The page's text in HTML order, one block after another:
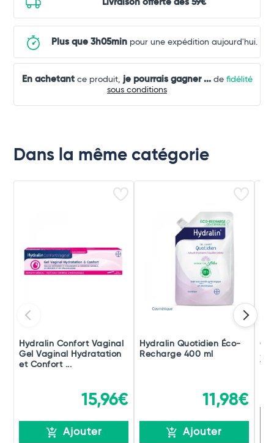
Livraison offerte dès 59€
Plus que 3h05minpour une expédition aujourd'hui.
En achetantce produit, je pourrais gagner ...de fidélité
sous conditions
Dans la même catégorie
Hydralin Confort Vaginal
Gel Vaginal Hydratation
et Confort ...
15,96€
Ajouter
Hydralin Quotidien Éco-
Recharge 400 ml
11,98€
Ajouter